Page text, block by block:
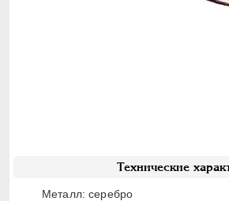
Технические
Металл: серебро